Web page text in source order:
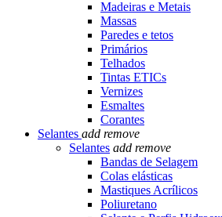
Madeiras e Metais
Massas
Paredes e tetos
Primários
Telhados
Tintas ETICs
Vernizes
Esmaltes
Corantes
Selantes add remove
Selantes add remove
Bandas de Selagem
Colas elásticas
Mastiques Acrílicos
Poliuretano